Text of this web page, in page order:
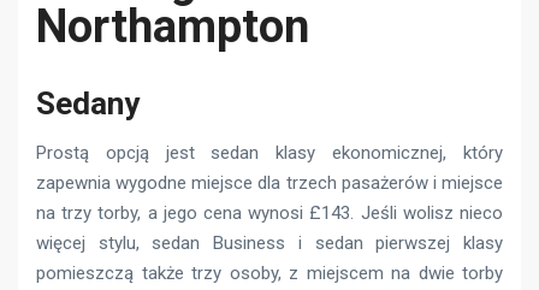
Northampton
Sedany
Prostą opcją jest sedan klasy ekonomicznej, który
zapewnia wygodne miejsce dla trzech pasażerów i miejsce
na trzy torby, a jego cena wynosi £143. Jeśli wolisz nieco
więcej stylu, sedan Business i sedan pierwszej klasy
pomieszczą także trzy osoby, z miejscem na dwie torby